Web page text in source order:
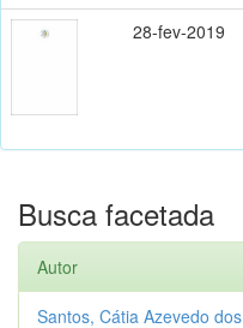
28-fev-2019
Busca facetada
Autor
Santos, Cátia Azevedo dos